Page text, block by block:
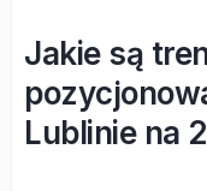
Jakie są
Lublinie na